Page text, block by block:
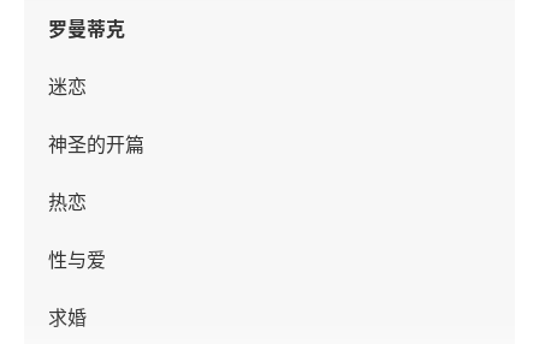
罗曼蒂克
迷恋
神圣的开篇
热恋
性与爱
求婚